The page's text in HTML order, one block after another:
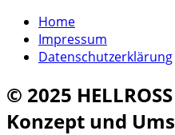
Zum
Inhalt
springen
Home
Impressum
Datenschutzerklärung
© 2025
Konzept und